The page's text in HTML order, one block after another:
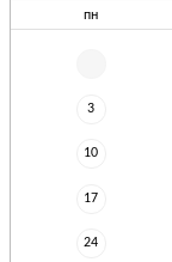
пн
3
10
17
24